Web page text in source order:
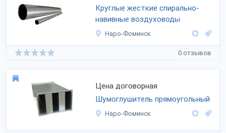
Круглые жесткие спирально-
навивные воздуховоды
Наро-Фоминск
0 отзывов
Цена договорная
Шумоглушитель прямоугольный
Наро-Фоминск